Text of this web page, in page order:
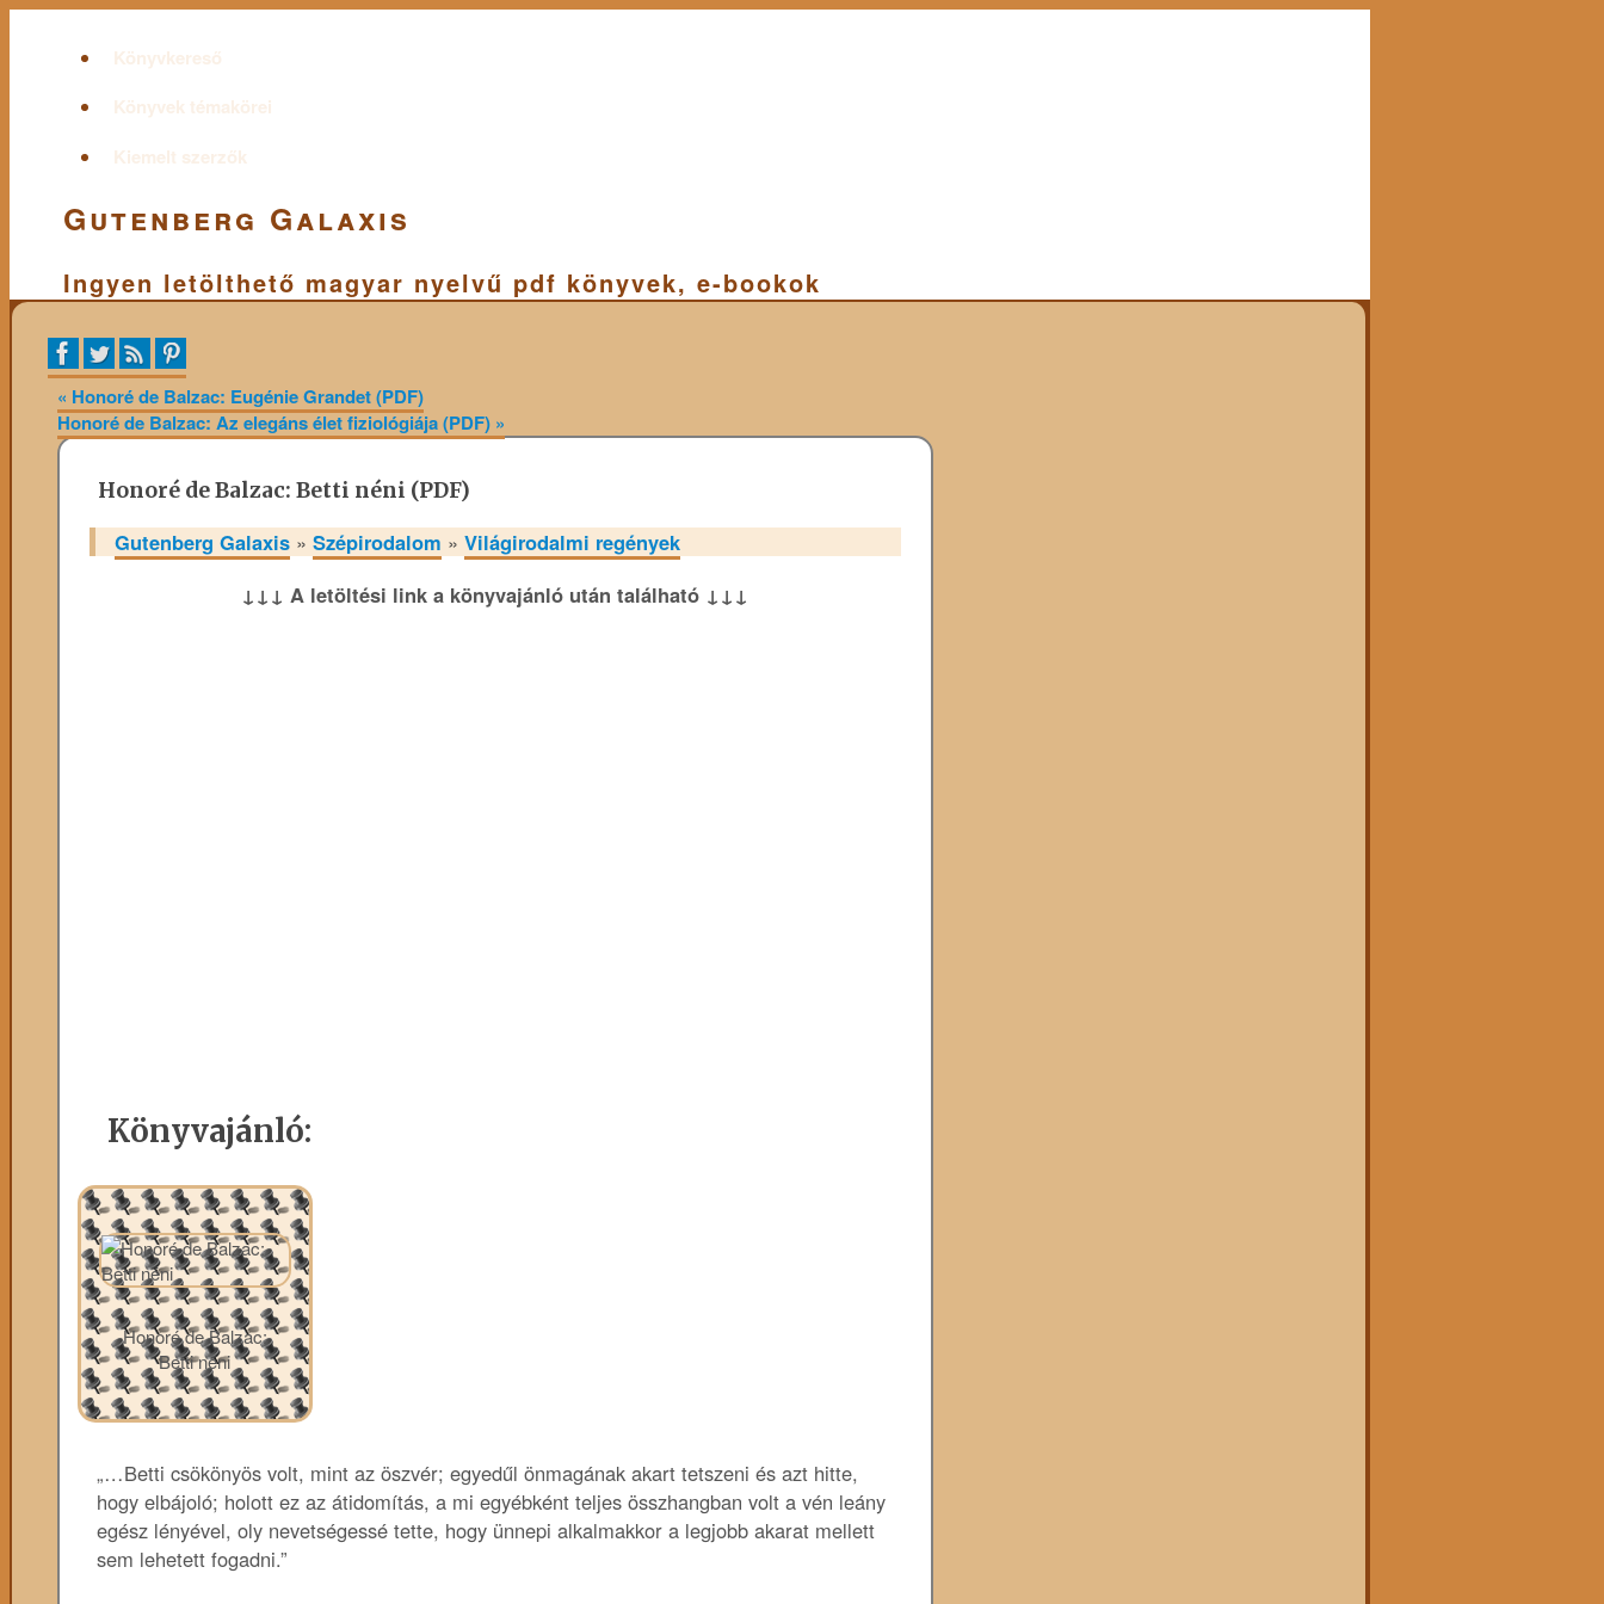
Könyvkereső
Könyvek témakörei
Kiemelt szerzők
Gutenberg Galaxis
Ingyen letölthető magyar nyelvű pdf könyvek, e-bookok
« Honoré de Balzac: Eugénie Grandet (PDF)
Honoré de Balzac: Az elegáns élet fiziológiája (PDF) »
Honoré de Balzac: Betti néni (PDF)
Gutenberg Galaxis » Szépirodalom » Világirodalmi regények
↓↓↓ A letöltési link a könyvajánló után található ↓↓↓
Könyvajánló:
Honoré de Balzac:
Betti néni
„…Betti csökönyös volt, mint az öszvér; egyedűl önmagának akart tetszeni és azt hitte,
hogy elbájoló; holott ez az átidomítás, a mi egyébként teljes összhangban volt a vén leány
egész lényével, oly nevetségessé tette, hogy ünnepi alkalmakkor a legjobb akarat mellett
sem lehetett fogadni.”